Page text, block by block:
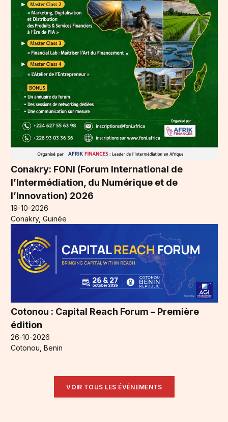
Conakry: FONI (Forum International de
l’Intermédiation, du Numérique et de
l’Innovation) 2026
19-10-2026
Conakry, Guinée
Cotonou : Capital Reach Forum – Première
édition
26-10-2026
Cotonou, Benin
VOIR TOUS LES ÉVÉNEMENTS